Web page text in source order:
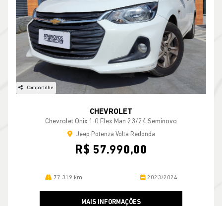
Compartilhe
CHEVROLET
Chevrolet Onix 1.0 Flex Man 23/24 Seminovo
Jeep Potenza Volta Redonda
R$ 57.990,00
77.319 km 2023/2024
MAIS INFORMAÇÕES